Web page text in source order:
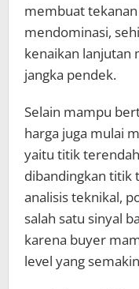
membuat
mendominasi,
kenaikan lanjutan
jangka pendek.
Selain mampu
harga juga mulai
yaitu titik
dibandingkan titik
analisis teknikal,
salah satu sinyal
karena buyer
level yang